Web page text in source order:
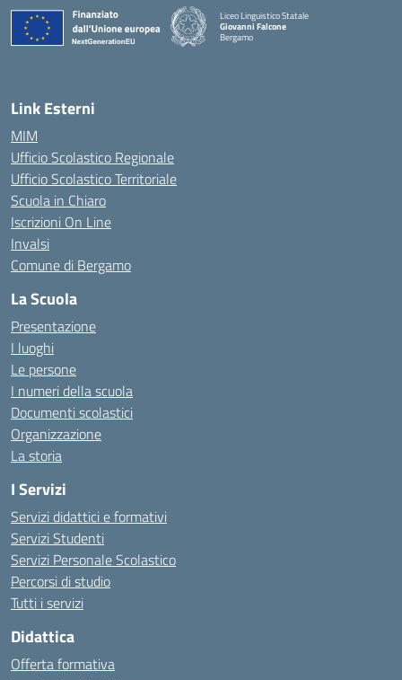
Liceo Linguistico Statale
Giovanni Falcone
Bergamo
— Visita la pagina iniziale della scuola
Link Esterni
MIM
Ufficio Scolastico Regionale
Ufficio Scolastico Territoriale
Scuola in Chiaro
Iscrizioni On Line
Invalsi
Comune di Bergamo
La Scuola
Presentazione
I luoghi
Le persone
I numeri della scuola
Documenti scolastici
Organizzazione
La storia
I Servizi
Servizi didattici e formativi
Servizi Studenti
Servizi Personale Scolastico
Percorsi di studio
Tutti i servizi
Didattica
Offerta formativa